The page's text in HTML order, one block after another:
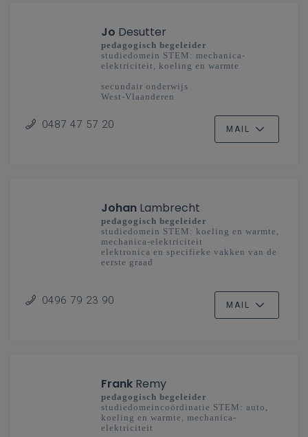
Jo Desutter
pedagogisch begeleider
studiedomein STEM: mechanica-
elektriciteit, koeling en warmte
secundair onderwijs
West-Vlaanderen
0487 47 57 20 MAIL
Johan Lambrecht
pedagogisch begeleider
studiedomein STEM: koeling en warmte,
mechanica-elektriciteit
elektronica en specifieke vakken van de
eerste graad
0496 79 23 90 MAIL
Frank Remy
pedagogisch begeleider
studiedomeincoördinatie STEM: auto,
koeling en warmte, mechanica-
elektriciteit